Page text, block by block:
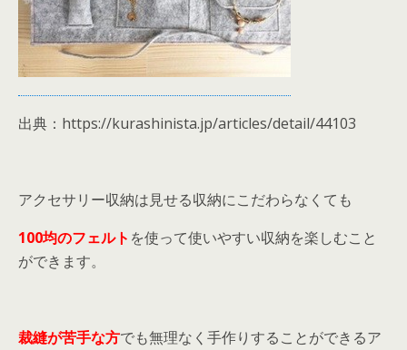
出典：https://kurashinista.jp/articles/detail/44103
アクセサリー収納は見せる収納にこだわらなくても
100均のフェルト を使って使いやすい収納を楽しむこと
ができます。
裁縫が苦手な方でも無理なく手作りすることができるア